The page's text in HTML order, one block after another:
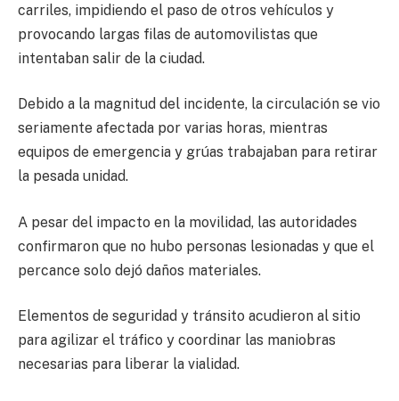
carriles, impidiendo el paso de otros vehículos y
provocando largas filas de automovilistas que
intentaban salir de la ciudad.
Debido a la magnitud del incidente, la circulación se vio
seriamente afectada por varias horas, mientras
equipos de emergencia y grúas trabajaban para retirar
la pesada unidad.
A pesar del impacto en la movilidad, las autoridades
confirmaron que no hubo personas lesionadas y que el
percance solo dejó daños materiales.
Elementos de seguridad y tránsito acudieron al sitio
para agilizar el tráfico y coordinar las maniobras
necesarias para liberar la vialidad.